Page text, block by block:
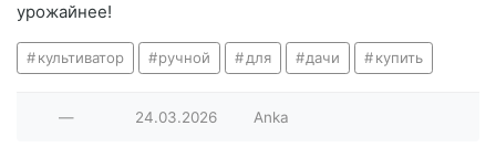
урожайнее!
культиватор ручной для дачи купить
— 24.03.2026 Anka